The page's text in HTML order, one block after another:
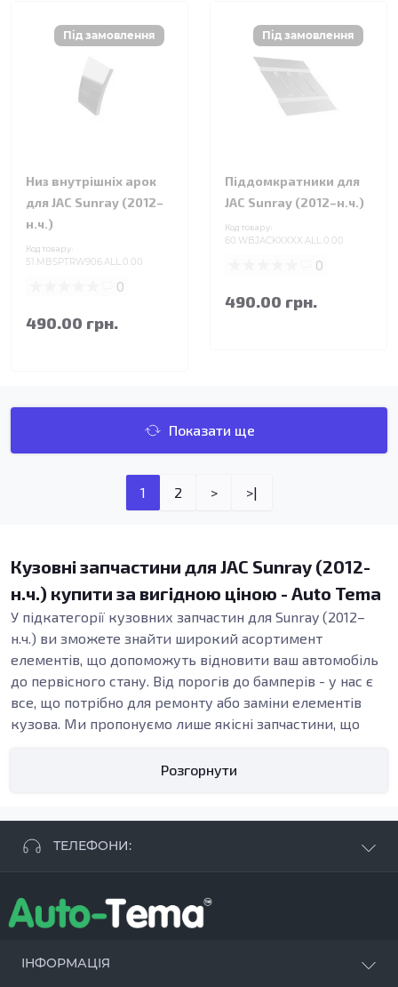
Низ внутрішніх арок
для JAC Sunray (2012–
н.ч.)
Код товару:
51.MBSPTRW906.ALL.0.00
0
490.00 грн.
Піддомкратники для
JAC Sunray (2012–н.ч.)
Код товару:
60.WBJACKXXXX.ALL.0.00
0
490.00 грн.
Показати ще
1 2 > >|
Кузовні запчастини для JAC Sunray (2012-
н.ч.) купити за вигідною ціною - Auto Tema
У підкатегорії кузовних запчастин для Sunray (2012–
н.ч.) ви зможете знайти широкий асортимент
елементів, що допоможуть відновити ваш автомобіль
до первісного стану. Від порогів до бамперів - у нас є
все, що потрібно для ремонту або заміни елементів
кузова. Ми пропонуємо лише якісні запчастини, що
Види кузовних запчастин
арки, бампери та інші елементи. Кузовні деталі
відіграють критично важливу роль у структурній
вигляді. Всі ці елементи забезпечують надійний захист
та підтримують функціональність вашого авто.
Якісні кузовні запчастини виготовляються з
Розгорнути
ТЕЛЕФОНИ:
+38 096 250 84 38
+38 099 657 61 50
ІНФОРМАЦІЯ